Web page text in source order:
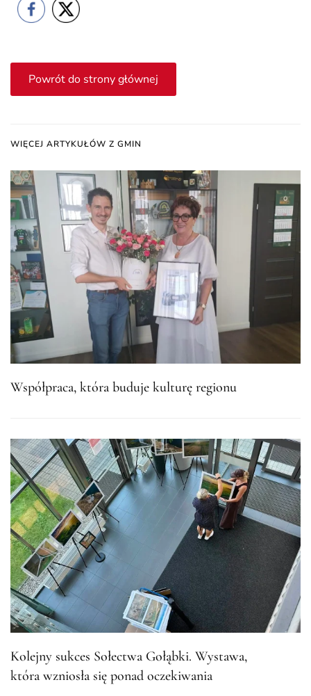
Powrót do strony głównej
WIĘCEJ ARTYKUŁÓW Z GMIN
Współpraca, która buduje kulturę regionu
Kolejny sukces Sołectwa Gołąbki. Wystawa,
która wzniosła się ponad oczekiwania